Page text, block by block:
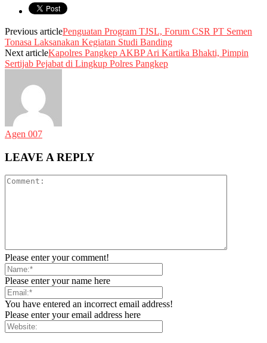
Previous articlePenguatan Program TJSL, Forum CSR PT Semen
Tonasa Laksanakan Kegiatan Studi Banding
Next articleKapolres Pangkep AKBP Ari Kartika Bhakti, Pimpin
Sertijab Pejabat di Lingkup Polres Pangkep
Agen 007
LEAVE A REPLY
Please enter your comment!
Please enter your name here
You have entered an incorrect email address!
Please enter your email address here